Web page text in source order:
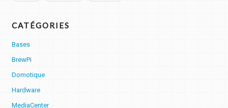
CATÉGORIES
Bases
BrewPi
Domotique
Hardware
MediaCenter